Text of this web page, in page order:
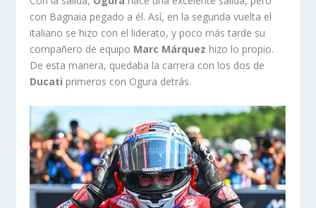
con Bagnaia pegado a él. Así, en la segunda vuelta el
italiano se hizo con el liderato, y poco más tarde su
compañero de equipo Marc Márquez hizo lo propio.
De esta manera, quedaba la carrera con los dos de
Ducati primeros con Ogura detrás.